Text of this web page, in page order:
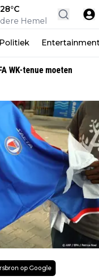
28°C
Hemel
Politiek
WK-tenue moeten
op Google